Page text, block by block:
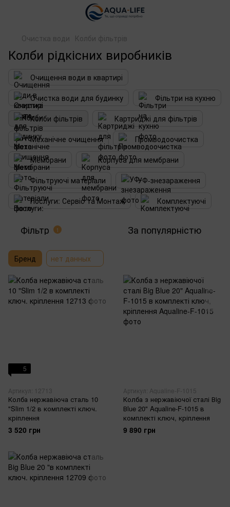
Очистка води Колби фільтрів
Колби рідкісних виробників
Очищення води в квартирі
Очистка води для будинку
Фільтри на кухню
Колби фільтрів
Картриджі для фільтрів
Механічне очищення
Промводоочистка
Мембрани
Корпуса для мембрани
Фільтруючі матеріали
УФ-знезараження
Послуги: Сервіс та Монтаж
Комплектуючі
Фільтр 1 За популярністю
Бренд нет данных
5
Артикул: 12713
Колба нержавіюча сталь 10
"Slim 1/2 в комплекті ключ.
кріплення
3 520 грн
Артикул: Aqualine-F-1015
Колба з нержавіючої сталі Вig
Вlue 20" Aqualine-F-1015 в
комплекті ключ, кріплення
9 890 грн